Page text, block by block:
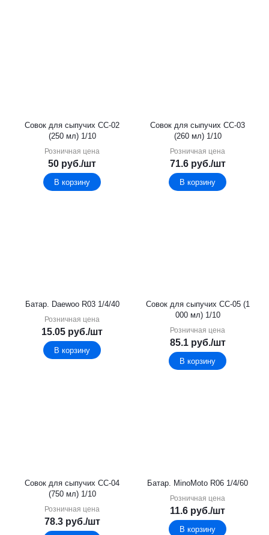
Совок для сыпучих СС-02
(250 мл) 1/10
Розничная цена
50 руб./шт
В корзину
Совок для сыпучих СС-03
(260 мл) 1/10
Розничная цена
71.6руб./шт
В корзину
Батар. Daewoo R03 1/4/40
Розничная цена
15.05 руб./шт
В корзину
Совок для сыпучих СС-05 (1
000 мл) 1/10
Розничная цена
85.1руб./шт
В корзину
Совок для сыпучих СС-04
(750 мл) 1/10
Розничная цена
78.3руб./шт
Батар. MinoMoto R06 1/4/60
Розничная цена
11.6 руб./шт
В корзину